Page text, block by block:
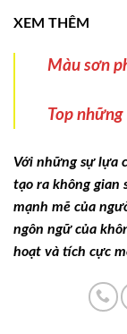
XEM THÊM
Màu sơn
Top
Với những sự lựa
tạo ra không gian
mạnh mẽ của
ngôn ngữ của
hoạt và tích cực